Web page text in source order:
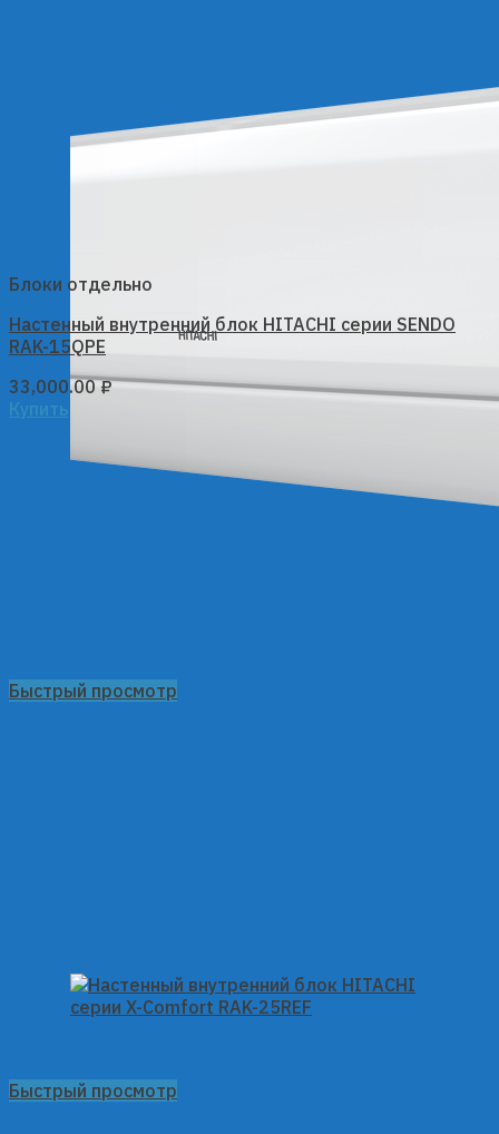
Быстрый просмотр
Блоки отдельно
Настенный внутренний блок HITACHI серии SENDO
RAK-15QPE
33,000.00₽
Купить
Быстрый просмотр